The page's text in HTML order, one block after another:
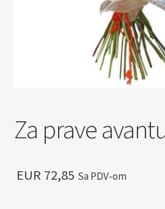
Za prave
EUR 72,85 Sa PDV-om